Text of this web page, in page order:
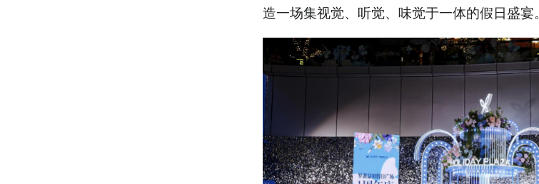
造一场集视觉、听觉、味觉于一体的假日盛宴。